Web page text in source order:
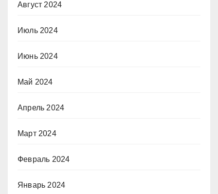
Август 2024
Июль 2024
Июнь 2024
Май 2024
Апрель 2024
Март 2024
Февраль 2024
Январь 2024